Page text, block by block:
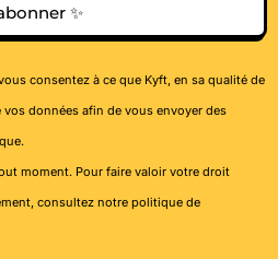
✨
consentez à ce que Kyft, en sa qualité de
données afin de vous envoyer des
moment. Pour faire valoir votre droit
consultez notre politique de